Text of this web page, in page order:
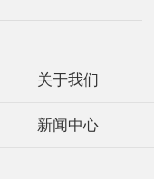
关于我们
新闻中心